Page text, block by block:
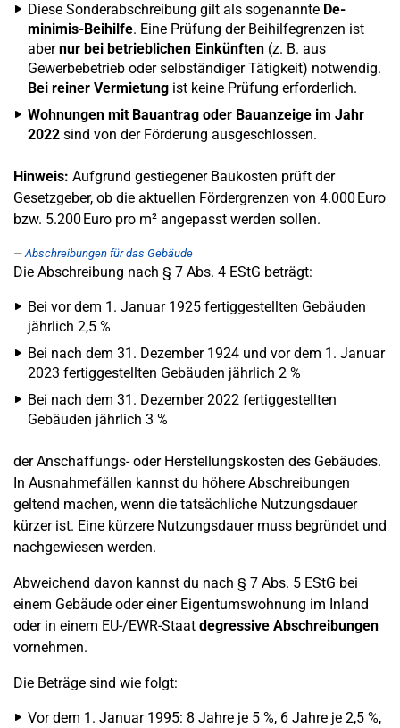
Diese Sonderabschreibung gilt als sogenannte De-
minimis-Beihilfe. Eine Prüfung der Beihilfegrenzen ist
abernur bei betrieblichen Einkünften (z. B. aus
Gewerbebetrieb oder selbständiger Tätigkeit) notwendig.
Bei reiner Vermietung ist keine Prüfung erforderlich.
Wohnungen mit Bauantrag oder Bauanzeige im Jahr
2022 sind von der Förderung ausgeschlossen.
Hinweis: Aufgrund gestiegener Baukosten prüft der
Gesetzgeber, ob die aktuellen Fördergrenzen von 4.000 Euro
bzw. 5.200 Euro pro m² angepasst werden sollen.
Abschreibungen für das Gebäude
Die Abschreibung nach § 7 Abs. 4 EStG beträgt:
Bei vor dem 1. Januar 1925 fertiggestellten Gebäuden
jährlich 2,5 %
Bei nach dem 31. Dezember 1924 und vor dem 1. Januar
2023 fertiggestellten Gebäuden jährlich 2 %
Bei nach dem 31. Dezember 2022 fertiggestellten
Gebäuden jährlich 3 %
der Anschaffungs- oder Herstellungskosten des Gebäudes.
In Ausnahmefällen kannst du höhere Abschreibungen
geltend machen, wenn die tatsächliche Nutzungsdauer
kürzer ist. Eine kürzere Nutzungsdauer muss begründet und
nachgewiesen werden.
Abweichend davon kannst du nach § 7 Abs. 5 EStG bei
einem Gebäude oder einer Eigentumswohnung im Inland
oder in einem EU-/EWR-Staat degressive Abschreibungen
vornehmen.
Die Beträge sind wie folgt:
Vor dem 1. Januar 1995: 8 Jahre je 5 %, 6 Jahre je 2,5 %,